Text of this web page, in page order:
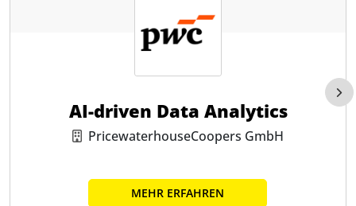
AI-driven Data Analytics
PricewaterhouseCoopers GmbH
MEHR ERFAHREN